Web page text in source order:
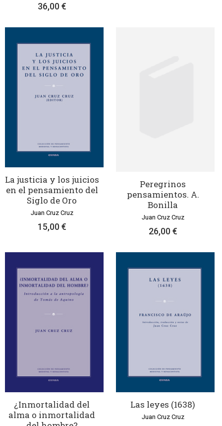
36,00 €
La justicia y los juicios
en el pensamiento del
Siglo de Oro
Juan Cruz Cruz
15,00 €
Peregrinos
pensamientos. A.
Bonilla
Juan Cruz Cruz
26,00 €
¿Inmortalidad del
alma o inmortalidad
Las leyes (1638)
Juan Cruz Cruz